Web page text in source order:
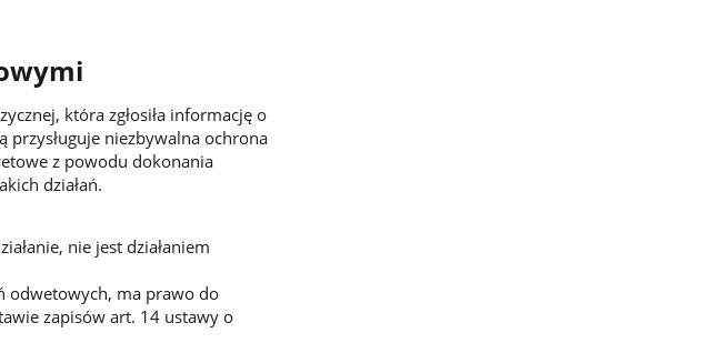
która zgłosiła informację o
przysługuje niezbywalna ochrona
z powodu dokonania
działań.
nie jest działaniem
odwetowych, ma prawo do
zapisów art. 14 ustawy o